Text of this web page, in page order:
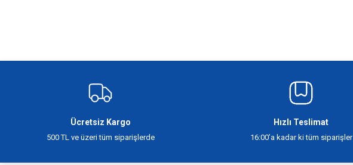
Ürün açıklamasında eksik bilgiler bulunuyor.
Ürün fiyatı diğer sitelerden daha pahalı.
Ücretsiz Kargo
500 TL ve üzeri tüm siparişlerde
Hızlı Teslimat
16:00’a kadar ki tüm siparişler